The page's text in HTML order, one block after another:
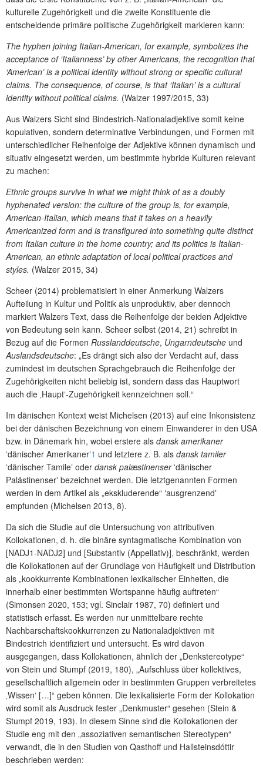
kulturelle Zugehörigkeit und die zweite Konstituente die
entscheidende primäre politische Zugehörigkeit markieren kann:
The hyphen joining Italian-American, for example, symbolizes the
acceptance of ‘Italianness’ by other Americans, the recognition that
‘American’ is a political identity without strong or specific cultural
claims. The consequence, of course, is that ‘Italian’ is a cultural
identity without political claims. (Walzer 1997/2015, 33)
Aus Walzers Sicht sind Bindestrich-Nationaladjektive somit keine
kopulativen, sondern determinative Verbindungen, und Formen mit
unterschiedlicher Reihenfolge der Adjektive können dynamisch und
situativ eingesetzt werden, um bestimmte hybride Kulturen relevant
zu machen:
Ethnic groups survive in what we might think of as a doubly
hyphenated version: the culture of the group is, for example,
American-Italian, which means that it takes on a heavily
Americanized form and is transfigured into something quite distinct
from Italian culture in the home country; and its politics is Italian-
American, an ethnic adaptation of local political practices and
styles. (Walzer 2015, 34)
Scheer (2014) problematisiert in einer Anmerkung Walzers
Aufteilung in Kultur und Politik als unproduktiv, aber dennoch
markiert Walzers Text, dass die Reihenfolge der beiden Adjektive
von Bedeutung sein kann. Scheer selbst (2014, 21) schreibt in
Bezug auf die Formen Russlanddeutsche, Ungarndeutsche und
Auslandsdeutsche: „Es drängt sich also der Verdacht auf, dass
zumindest im deutschen Sprachgebrauch die Reihenfolge der
Zugehörigkeiten nicht beliebig ist, sondern dass das Hauptwort
auch die ‚Haupt‘-Zugehörigkeit kennzeichnen soll.“
Im dänischen Kontext weist Michelsen (2013) auf eine Inkonsistenz
bei der dänischen Bezeichnung von einem Einwanderer in den USA
bzw. in Dänemark hin, wobei erstere als dansk amerikaner
ʻdänischer Amerikanerʼ1 und letztere z. B. als dansk tamiler
ʻdänischer Tamileʼ oder dansk palæstinenserʻdänischer
Palästinenserʼ bezeichnet werden. Die letztgenannten Formen
werden in dem Artikel als „ekskluderende“ ʻausgrenzendʼ
empfunden (Michelsen 2013, 8).
Da sich die Studie auf die Untersuchung von attributiven
Kollokationen, d. h. die binäre syntagmatische Kombination von
[NADJ1-NADJ2] und [Substantiv (Appellativ)], beschränkt, werden
die Kollokationen auf der Grundlage von Häufigkeit und Distribution
als „kookkurrente Kombinationen lexikalischer Einheiten, die
innerhalb einer bestimm­ten Wortspanne häufig auftreten“
(Simonsen 2020, 153; vgl. Sinclair 1987, 70) definiert und
statistisch erfasst. Es werden nur unmittelbare rechte
Nachbarschaftskookkurrenzen zu Nationaladjektiven mit
Bindestrich identifiziert und untersucht. Es wird davon
ausgegangen, dass Kollokationen, ähnlich der „Denkstereotype“
von Stein und Stumpf (2019, 180), „Aufschluss über kollektives,
gesellschaftlich allgemein oder in bestimmten Gruppen verbreitetes
‚Wissen‘ […]“ geben können. Die lexikalisierte Form der Kollokation
wird somit als Ausdruck fester „Denkmuster“ gesehen (Stein &
Stumpf 2019, 193). In diesem Sinne sind die Kollokationen der
Studie eng mit den „assoziativen semantischen Stereotypen“
verwandt, die in den Studien von Qasthoff und Hallsteinsdóttir
beschrieben werden: